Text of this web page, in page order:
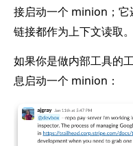
接启动一个 minion；
链接都作为上下文读取。
如果你是做内部工具的
息启动一个 minion：